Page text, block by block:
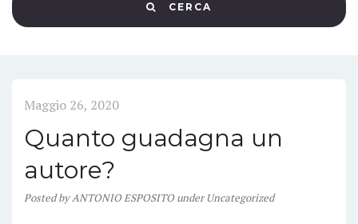
CERCA
Maggio 26, 2020
Quanto guadagna un
autore?
PostedbyANTONIO ESPOSITO underUncategorized